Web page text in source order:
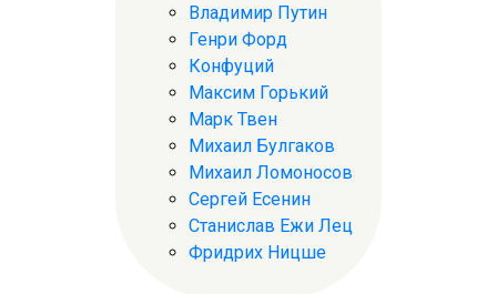
Владимир Путин
Генри Форд
Конфуций
Максим Горький
Марк Твен
Михаил Булгаков
Михаил Ломоносов
Сергей Есенин
Станислав Ежи Лец
Фридрих Ницше